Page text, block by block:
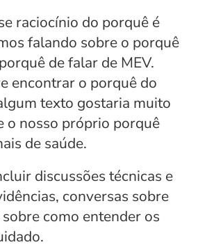
raciocínio do porquê é
falando sobre o porquê
de falar de MEV.
encontrar o porquê do
texto gostaria muito
o nosso próprio porquê
de saúde.
discussões técnicas e
conversas sobre
como entender os